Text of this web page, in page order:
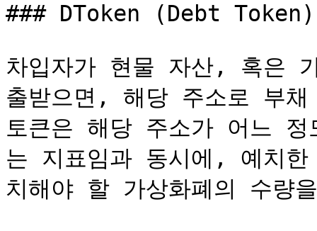
### DToken (Debt Token)
차입자가 현물 자산, 혹은
출받으면, 해당 주소로 부
토큰은 해당 주소가 어느
는 지표임과 동시에, 예치
치해야 할 가상화폐의 수량